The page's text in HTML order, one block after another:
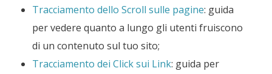
Tracciamento dello Scroll sulle pagine: guida
per vedere quanto a lungo gli utenti fruiscono
di un contenuto sul tuo sito;
Tracciamento dei Click sui Link: guida per